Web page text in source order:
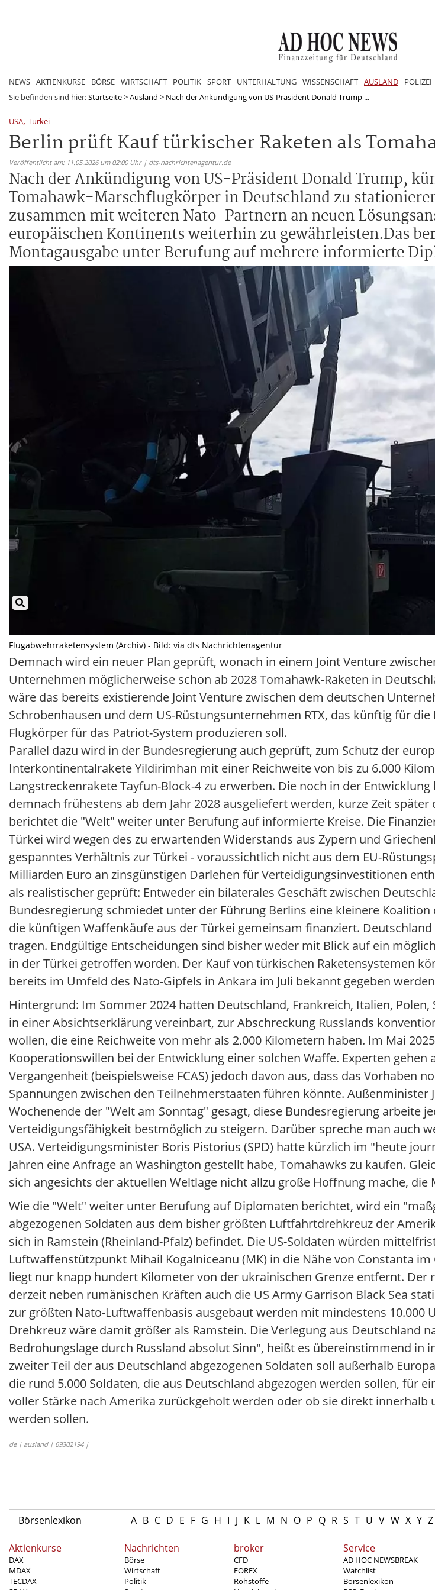
NEWS AKTIENKURSE BÖRSE WIRTSCHAFT POLITIK SPORT UNTERHALTUNG WISSENSCHAFT AUSLAND POLIZEI
Sie befinden sind hier:Startseite>Ausland > Nach der Ankündigung von US-Präsident Donald Trump ...
USA, Türkei
Berlin prüft Kauf türkischer Raketen als
Veröffentlicht am: 11.05.2026 um 02:00 Uhr | dts-nachrichtenagentur.de
Nach der Ankündigung von US-Präsident Donald Trump,
Tomahawk-Marschflugkörper in Deutschland zu
zusammen mit weiteren Nato-Partnern an neuen
europäischen Kontinents weiterhin zu gewährleisten.Das
Montagausgabe unter Berufung auf mehrere informierte
Flugabwehrraketensystem (Archiv) - Bild: via dts Nachrichtenagentur
Demnach wird ein neuer Plan geprüft, wonach in einem Joint Venture
Unternehmen möglicherweise schon ab 2028 Tomahawk-Raketen in
wäre das bereits existierende Joint Venture zwischen dem deutschen
Schrobenhausen und dem US-Rüstungsunternehmen RTX, das künftig für
Flugkörper für das Patriot-System produzieren soll.
Parallel dazu wird in der Bundesregierung auch geprüft, zum Schutz der
Interkontinentalrakete Yildirimhan mit einer Reichweite von bis zu 6.000
Langstreckenrakete Tayfun-Block-4 zu erwerben. Die noch in der
demnach frühestens ab dem Jahr 2028 ausgeliefert werden, kurze Zeit später
berichtet die "Welt" weiter unter Berufung auf informierte Kreise. Die
Türkei wird wegen des zu erwartenden Widerstands aus Zypern und
gespanntes Verhältnis zur Türkei - voraussichtlich nicht aus dem EU-
Milliarden Euro an zinsgünstigen Darlehen für Verteidigungsinvestitionen
als realistischer geprüft: Entweder ein bilaterales Geschäft zwischen
Bundesregierung schmiedet unter der Führung Berlins eine kleinere
die künftigen Waffenkäufe aus der Türkei gemeinsam finanziert.
tragen. Endgültige Entscheidungen sind bisher weder mit Blick auf ein
in der Türkei getroffen worden. Der Kauf von türkischen Raketensystemen
bereits im Umfeld des Nato-Gipfels in Ankara im Juli bekannt gegeben
Hintergrund: Im Sommer 2024 hatten Deutschland, Frankreich, Italien,
in einer Absichtserklärung vereinbart, zur Abschreckung Russlands
wollen, die eine Reichweite von mehr als 2.000 Kilometern haben. Im Mai
Kooperationswillen bei der Entwicklung einer solchen Waffe. Experten gehen
Vergangenheit (beispielsweise FCAS) jedoch davon aus, dass das Vorhaben
Spannungen zwischen den Teilnehmerstaaten führen könnte. Außenminister
Wochenende der "Welt am Sonntag" gesagt, diese Bundesregierung arbeite
Verteidigungsfähigkeit bestmöglich zu steigern. Darüber spreche man auch
USA. Verteidigungsminister Boris Pistorius (SPD) hatte kürzlich im "heute
Jahren eine Anfrage an Washington gestellt habe, Tomahawks zu kaufen.
sich angesichts der aktuellen Weltlage nicht allzu große Hoffnung mache,
Wie die "Welt" weiter unter Berufung auf Diplomaten berichtet, wird ein
abgezogenen Soldaten aus dem bisher größten Luftfahrtdrehkreuz der
sich in Ramstein (Rheinland-Pfalz) befindet. Die US-Soldaten würden
Luftwaffenstützpunkt Mihail Kogalniceanu (MK) in die Nähe von Constanta
liegt nur knapp hundert Kilometer von der ukrainischen Grenze entfernt.
derzeit neben rumänischen Kräften auch die US Army Garrison Black Sea
zur größten Nato-Luftwaffenbasis ausgebaut werden mit mindestens 10.000
Drehkreuz wäre damit größer als Ramstein. Die Verlegung aus Deutschland
Bedrohungslage durch Russland absolut Sinn", heißt es übereinstimmend in
zweiter Teil der aus Deutschland abgezogenen Soldaten soll außerhalb
die rund 5.000 Soldaten, die aus Deutschland abgezogen werden sollen, für
voller Stärke nach Amerika zurückgeholt werden oder ob sie direkt innerhalb
werden sollen.
de | ausland | 69302194 |
Börsenlexikon A B C D E F G H I J K L M N O P Q R S T U V W X Y Z
Aktienkurse
DAX
MDAX
TECDAX
Nachrichten
Börse
Wirtschaft
Politik
broker
CFD
FOREX
Rohstoffe
Service
AD HOC NEWSBREAK
Watchlist
Börsenlexikon